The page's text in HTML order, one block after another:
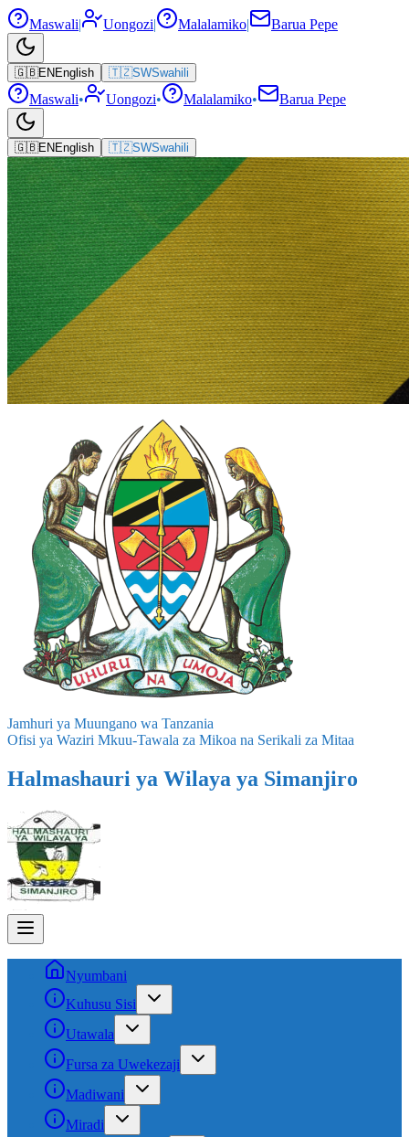
Maswali| Uongozi| Malalamiko| Barua Pepe
🇬🇧EN English 🇹🇿SWSwahili
Maswali• Uongozi• Malalamiko• Barua Pepe
🇬🇧EN English 🇹🇿SWSwahili
Jamhuri ya Muungano wa Tanzania
Ofisi ya Waziri Mkuu-Tawala za Mikoa na Serikali za Mitaa
Halmashauri ya Wilaya ya Simanjiro
Nyumbani
Kuhusu Sisi
Utawala
Fursa za Uwekezaji
Madiwani
Miradi